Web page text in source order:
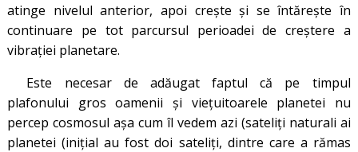
atinge nivelul anterior, apoi crește și se întărește în
continuare pe tot parcursul perioadei de creștere a
vibrației planetare.
Este necesar de adăugat faptul că pe timpul
plafonului gros oamenii și viețuitoarele planetei nu
percep cosmosul așa cum îl vedem azi (sateliți naturali ai
planetei (inițial au fost doi sateliți, dintre care a rămas